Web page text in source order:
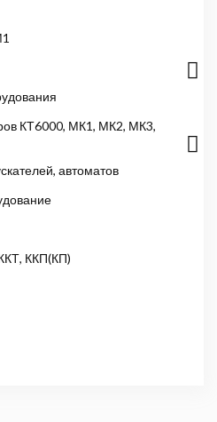
КТ6000, МК1, МК2, МК3,
автоматов
ККП(КП)